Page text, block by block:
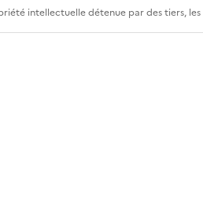
intellectuelle détenue par des tiers,